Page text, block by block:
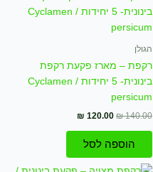
הגולן
רקפת – מארז פקעת רקפת
בינונית- 5 יחידות / Cyclamen
persicum
₪140.00
היה:
₪ 140.00.
₪ 120.00
הוא:
הוספה לסל